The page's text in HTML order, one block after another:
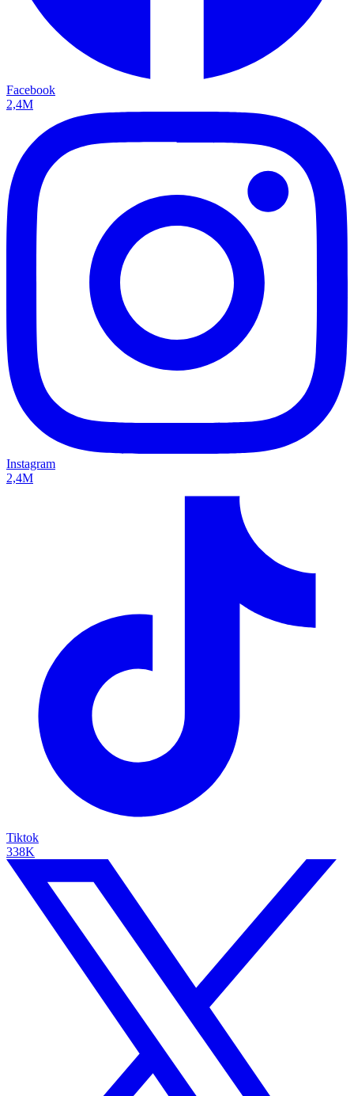
Facebook
2,4M
Instagram
2,4M
Tiktok
338K